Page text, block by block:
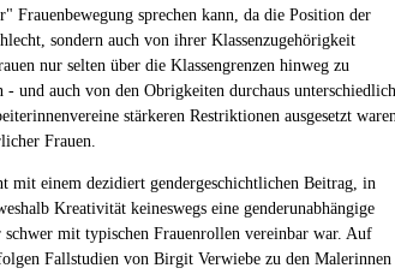
Frauenbewegung sprechen kann, da die Position der
sondern auch von ihrer Klassenzugehörigkeit
nur selten über die Klassengrenzen hinweg zu
- und auch von den Obrigkeiten durchaus unterschiedlich
stärkeren Restriktionen ausgesetzt
Frauen.
mit einem dezidiert gendergeschichtlichen Beitrag, in
Kreativität keineswegs eine genderunabhängige
schwer mit typischen Frauenrollen vereinbar war. Auf
Fallstudien von Birgit Verwiebe zu den Malerinnen